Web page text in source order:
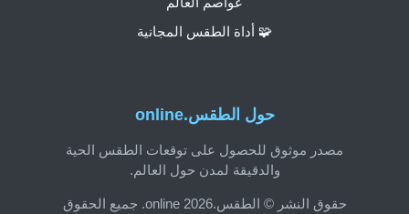
حول الطقس.online
مصدر موثوق للحصول على توقعات الطقس الحية
والدقيقة لمدن حول العالم.
حقوق النشر © الطقس.online 2026. جميع الحقوق
🧩 أداة الطقس المجانية